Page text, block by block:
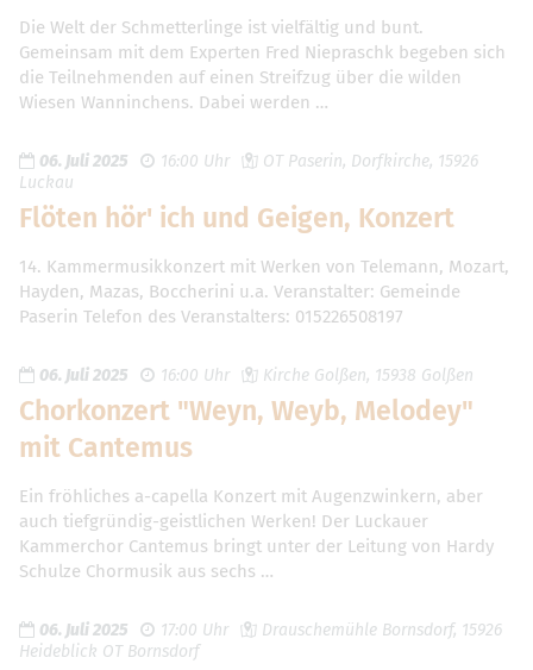
Die Welt der Schmetterlinge ist vielfältig und bunt.
Gemeinsam mit dem Experten Fred Niepraschk begeben sich
die Teilnehmenden auf einen Streifzug über die wilden
Wiesen Wanninchens. Dabei werden …
06. Juli 2025 16:00 Uhr
OT Paserin, Dorfkirche, 15926
Luckau
Flöten hör' ich und Geigen, Konzert
14. Kammermusikkonzert mit Werken von Telemann, Mozart,
Hayden, Mazas, Boccherini u.a. Veranstalter: Gemeinde
Paserin Telefon des Veranstalters: 015226508197
06. Juli 2025 16:00 Uhr Kirche Golßen, 15938 Golßen
Chorkonzert "Weyn, Weyb, Melodey"
mit Cantemus
Ein fröhliches a-capella Konzert mit Augenzwinkern, aber
auch tiefgründig-geistlichen Werken! Der Luckauer
Kammerchor Cantemus bringt unter der Leitung von Hardy
Schulze Chormusik aus sechs …
06. Juli 2025 17:00 Uhr
Drauschemühle Bornsdorf, 15926
Heideblick OT Bornsdorf